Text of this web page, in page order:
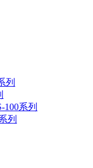
列
系列
列